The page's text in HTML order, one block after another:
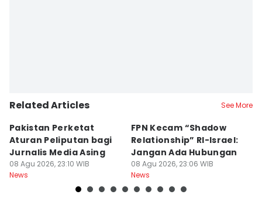
Related Articles See More
Pakistan Perketat
Aturan Peliputan bagi
Jurnalis Media Asing
08 Agu 2026, 23:10 WIB
News
FPN Kecam “Shadow
Relationship” RI-Israel:
Jangan Ada Hubungan
08 Agu 2026, 23:06 WIB
News